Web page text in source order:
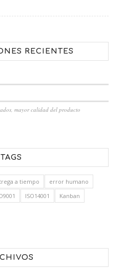
RECIENTES
mayor calidad del producto
TAGS
a tiempo
error humano
ISO14001
Kanban